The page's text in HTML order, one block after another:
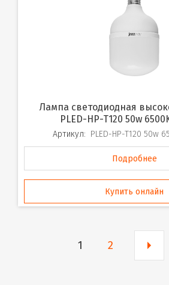
Лампа светодиодная высокой мощности
PLED-HP-T120 50w
Артикул: PLED-HP-T120 50w
Подробнее
Купить онлайн
1 2